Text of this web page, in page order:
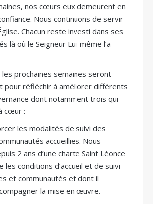
nos cœurs eux demeurent en
Nous continuons de servir
Chacun reste investi dans ses
là où le Seigneur Lui-même l’a
prochaines semaines seront
pour réfléchir à améliorer différents
dont notamment trois qui
cœur :
les modalités de suivi des
accueillies. Nous
2 ans d’une charte Saint Léonce
les conditions d’accueil et de suivi
et communautés et dont il
la mise en œuvre.